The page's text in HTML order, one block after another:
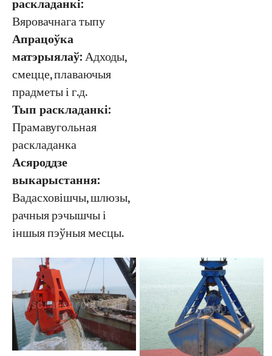
раскладанкі:
Вяровачнага тыпу
Апрацоўка
матэрыялаў:Адходы,
смецце, плаваючыя
прадметы і г.д.
Тып раскладанкі:
Прамавугольная
раскладанка
Асяроддзе
выкарыстання:
Вадасховішчы, шлюзы,
рачныя рэчышчы і
іншыя пэўныя месцы.